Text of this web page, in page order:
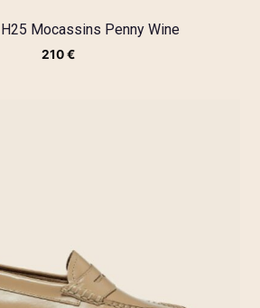
H25 Mocassins Penny Wine
210€